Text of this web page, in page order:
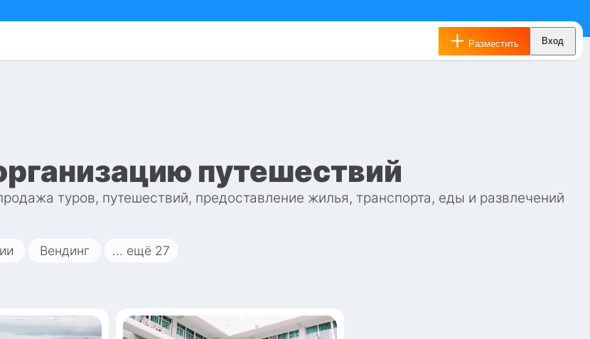
Вход
Разместить Вход
Разместить
путешествий
туров, путешествий, предоставление жилья, транспорта, еды и развлечений
Вендинг ... ещё 27